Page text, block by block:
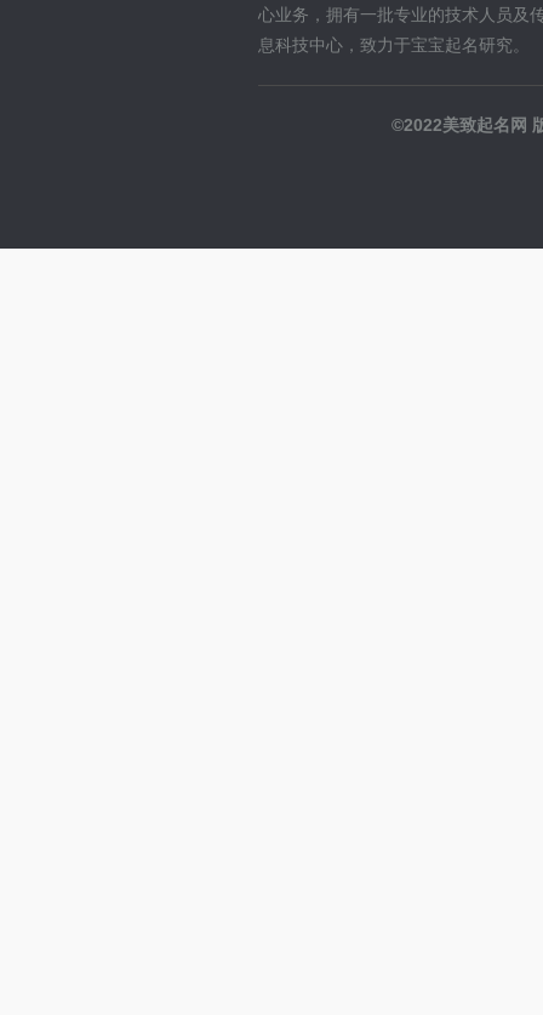
心业务，拥有一批专业的技术人员及
息科技中心，致力于宝宝起名研究。
©2022美致起名网